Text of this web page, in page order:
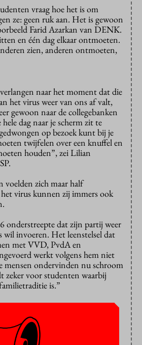
vraag hoe het is om
ze: geen ruk aan. Het is gewoon
Farid Azarkan van DENK.
en één dag elkaar ontmoeten.
zien, anderen ontmoeten,
naar het moment dat die
het virus weer van ons af valt,
gewoon naar de collegebanken
dag naar je scherm zit te
op bezoek kunt bij je
twijfelen over een knuffel en
houden”, zei Lilian
voelden zich maar half
virus kunnen zij immers ook
onderstreepte dat zijn partij weer
wil invoeren. Het leenstelsel dat
met VVD, PvdA en
werkt volgens hem niet
mensen ondervinden nu schroom
zeker voor studenten waarbij
is.”
de ChristenUnie (altijd al
wil ook de
“Stel je voor: een jong stel